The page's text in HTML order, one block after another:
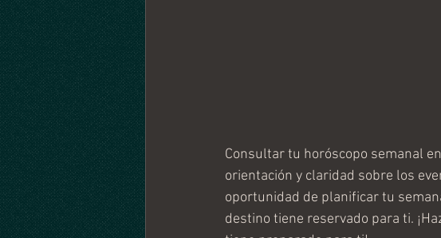
Consultar tu horóscopo semanal
orientación y claridad sobre los
oportunidad de planificar tu
destino tiene reservado para ti.